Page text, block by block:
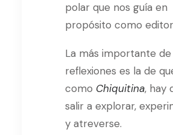
polar que nos guía en
propósito como
La más importante de
reflexiones es la de
como Chiquitina, hay
salir a explorar,
y atreverse.